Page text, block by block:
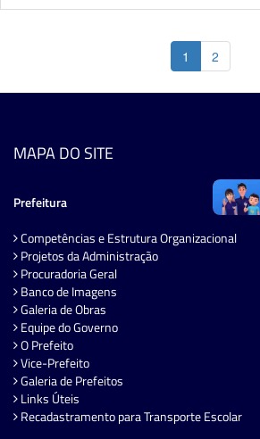
1 2
MAPA DO SITE
Prefeitura
Competências e Estrutura Organizacional
Projetos da Administração
Procuradoria Geral
Banco de Imagens
Galeria de Obras
Equipe do Governo
O Prefeito
Vice-Prefeito
Galeria de Prefeitos
Links Úteis
Recadastramento para Transporte Escolar